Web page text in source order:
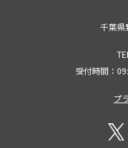
千葉県
受付時間：
プ